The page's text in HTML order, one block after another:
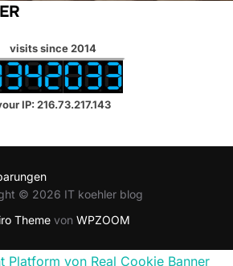
visits since 2014
IP: 216.73.217.143
© 2026 IT koehler blog
Theme von WPZOOM
Platform von Real Cookie Banner